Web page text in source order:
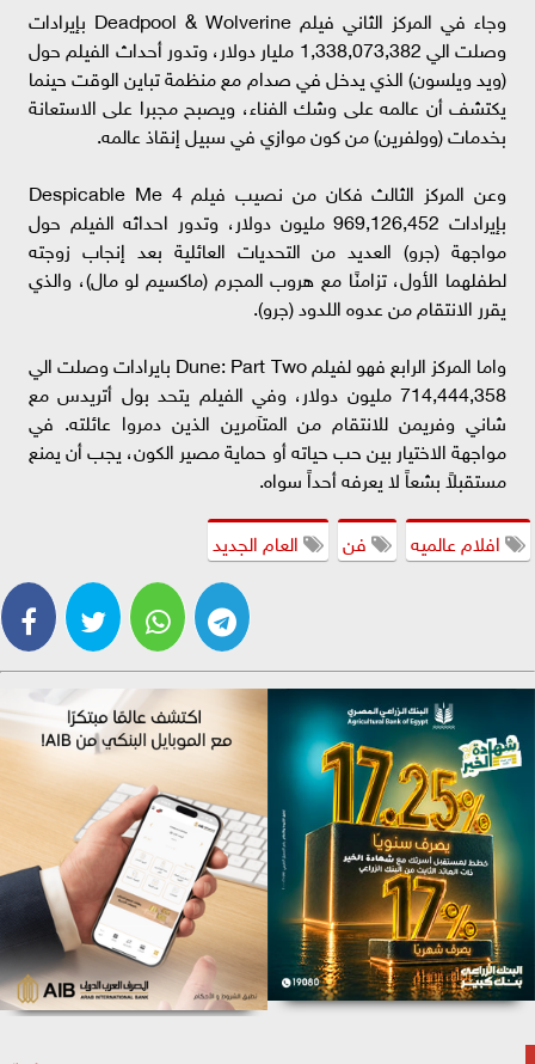
وجاء في المركز الثاني فيلم Deadpool & Wolverine بإيرادات
وصلت الي 1,338,073,382 مليار دولار، وتدور أحداث الفيلم حول
(ويد ويلسون) الذي يدخل في صدام مع منظمة تباين الوقت حينما
يكتشف أن عالمه على وشك الفناء، ويصبح مجبرا على الاستعانة
بخدمات (وولفرين) من كون موازي في سبيل إنقاذ عالمه.
وعن المركز الثالث فكان من نصيب فيلم Despicable Me 4
بإيرادات 969,126,452 مليون دولار، وتدور احداثه الفيلم حول
مواجهة (جرو) العديد من التحديات العائلية بعد إنجاب زوجته
لطفلهما الأول، تزامنًا مع هروب المجرم (ماكسيم لو مال)، والذي
يقرر الانتقام من عدوه اللدود (جرو).
واما المركز الرابع فهو لفيلم Dune: Part Two بايرادات وصلت الي
714,444,358 مليون دولار، وفي الفيلم يتحد بول أتريدس مع
شاني وفريمن للانتقام من المتآمرين الذين دمروا عائلته. في
مواجهة الاختيار بين حب حياته أو حماية مصير الكون، يجب أن يمنع
مستقبلاً بشعاً لا يعرفه أحداً سواه.
افلام عالميه
فن العام الجديد